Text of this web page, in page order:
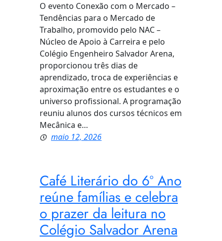
O evento Conexão com o Mercado –
Tendências para o Mercado de
Trabalho, promovido pelo NAC –
Núcleo de Apoio à Carreira e pelo
Colégio Engenheiro Salvador Arena,
proporcionou três dias de
aprendizado, troca de experiências e
aproximação entre os estudantes e o
universo profissional. A programação
reuniu alunos dos cursos técnicos em
Mecânica e…
maio 12, 2026
Café Literário do 6º Ano
reúne famílias e celebra
o prazer da leitura no
Colégio Salvador Arena